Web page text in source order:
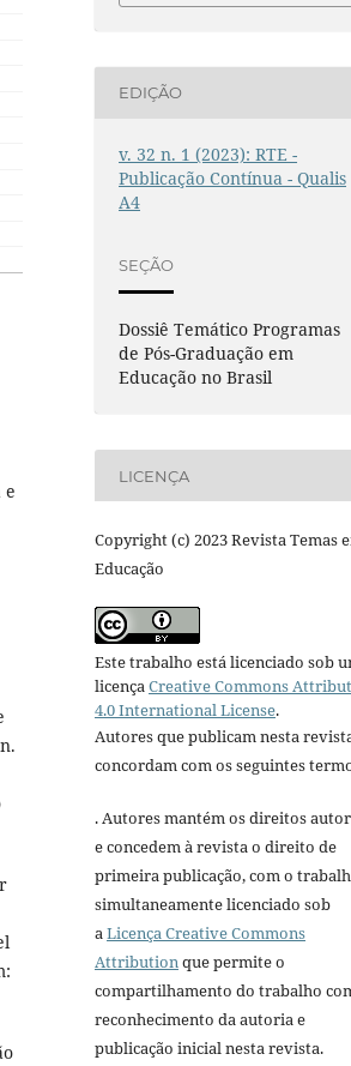
e
EDIÇÃO
v. 32 n. 1 (2023): RTE -
Publicação Contínua - Qualis
A4
SEÇÃO
Dossiê Temático Programas
de Pós-Graduação em
Educação no Brasil
LICENÇA
Copyright (c) 2023 Revista Temas
Educação
Este trabalho está licenciado sob
licençaCreative Commons
4.0 International License.
Autores que publicam nesta
concordam com os seguintes
. Autores mantém os direitos
e concedem à revista o direito de
primeira publicação, com o
simultaneamente licenciado sob
aLicença Creative Commons
Attributionque permite o
compartilhamento do trabalho
reconhecimento da autoria e
publicação inicial nesta revista.